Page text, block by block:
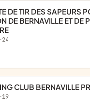
DE BERNAVILLE ET DE
CLUB BERNAVILLE
19